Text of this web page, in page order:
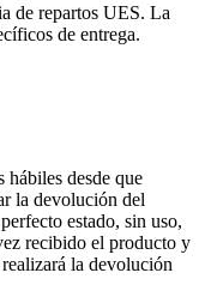
de repartos UES. La
de entrega.
hábiles desde que
la devolución del
estado, sin uso,
recibido el producto y
la devolución